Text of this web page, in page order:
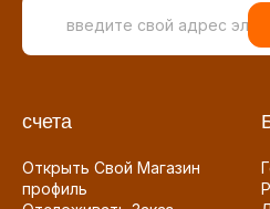
счета
Открыть Свой Магазин
профиль